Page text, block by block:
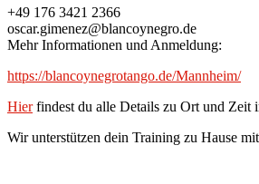
+49 176 3421 2366
oscar.gimenez@blancoynegro.de
Mehr Informationen und Anmeldung:
https://blancoynegrotango.de/Mannheim/
Hierfindest du alle Details zu Ort und Zeit
Wir unterstützen dein Training zu Hause